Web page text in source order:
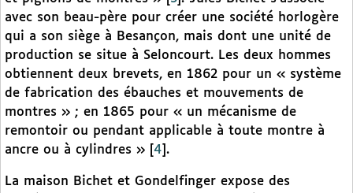
avec son beau-père pour créer une société horlogère
qui a son siège à Besançon, mais dont une unité de
production se situe à Seloncourt. Les deux hommes
obtiennent deux brevets, en 1862 pour un « système
de fabrication des ébauches et mouvements de
montres » ; en 1865 pour « un mécanisme de
remontoir ou pendant applicable à toute montre à
ancre ou à cylindres »
4 .
La maison Bichet et Gondelfinger expose des